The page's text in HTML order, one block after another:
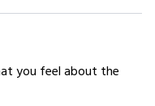
you feel about the